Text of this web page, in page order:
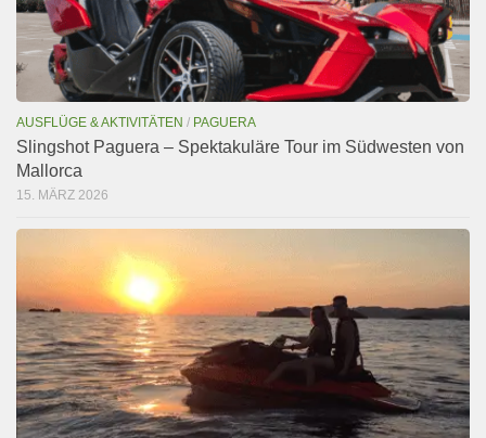
AUSFLÜGE & AKTIVITÄTEN / PAGUERA
Slingshot Paguera – Spektakuläre Tour im Südwesten von
Mallorca
15. MÄRZ 2026